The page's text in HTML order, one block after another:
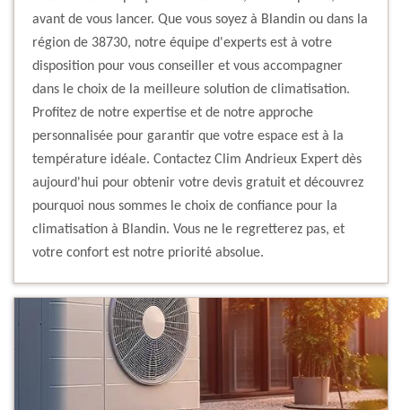
avant de vous lancer. Que vous soyez à Blandin ou dans la
région de 38730, notre équipe d'experts est à votre
disposition pour vous conseiller et vous accompagner
dans le choix de la meilleure solution de climatisation.
Profitez de notre expertise et de notre approche
personnalisée pour garantir que votre espace est à la
température idéale. Contactez Clim Andrieux Expert dès
aujourd'hui pour obtenir votre devis gratuit et découvrez
pourquoi nous sommes le choix de confiance pour la
climatisation à Blandin. Vous ne le regretterez pas, et
votre confort est notre priorité absolue.